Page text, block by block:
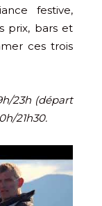
festive,
prix, bars et
ces trois
23h (départ
21h30.